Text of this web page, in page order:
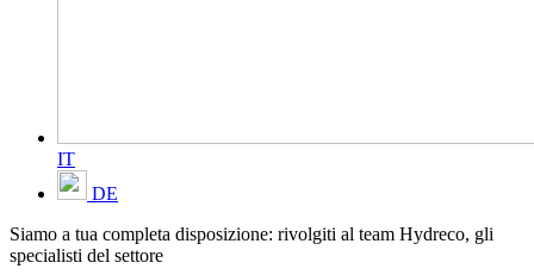
IT
DE
Siamo a tua completa disposizione: rivolgiti al team Hydreco, gli
specialisti del settore